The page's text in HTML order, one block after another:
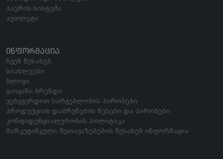
ჰაერის სისტემა
აუთლეტი
ᲘᲜᲤᲝᲠᲛᲐᲪᲘᲐ
ჩვენ შესახებ
სიახლეები
ბლოგი
გაიცანი ბრენდი
ვებგვერდით სარგებლობის პირობები
პროდუქციის დაბრუნების წესები და პირობები
კონფიდენციალურობის პოლიტიკა
მარკეტინგული შეთავაზებების შესახებ ინფორმაცია